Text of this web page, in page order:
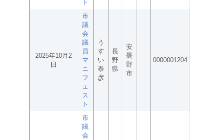
ト
2025年10月2
日
市
議
会
議
員
マ
ニ
フ
ェ
ス
ト
う
す
い
泰
彦
長
野
県
安
曇
野
市
0000001204
市
議
会